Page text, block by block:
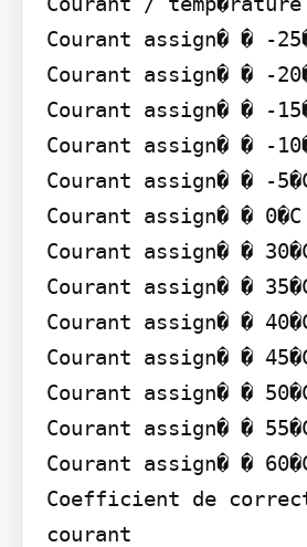
Courant assign� � -
Courant assign� � -
Courant assign� � -
Courant assign� � -
Courant assign� � -
Courant assign� � 0�C
Courant assign� �
Courant assign� �
Courant assign� �
Courant assign� �
Courant assign� �
Courant assign� �
Courant assign� �
Coefficient de
courant